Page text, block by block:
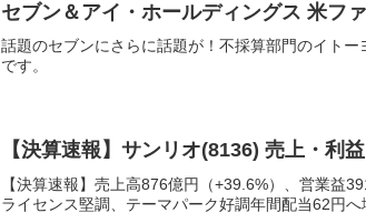
セブン＆アイ・ホールディングス 米フ
話題のセブンにさらに話題が！不採算部門のイト
です。
【決算速報】サンリオ(8136) 売上・利
【決算速報】売上高876億円（+39.6%）、営業益
ライセンス堅調、テーマパーク好調年間配当62円